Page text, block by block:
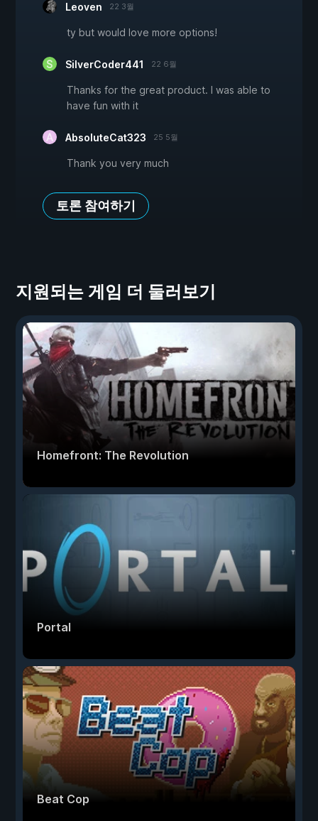
Leoven 22 3월
ty but would love more options!
SilverCoder441 22 6월
Thanks for the great product. I was able to
have fun with it
AbsoluteCat323 25 5월
Thank you very much
토론 참여하기
지원되는 게임 더 둘러보기
Homefront: The Revolution
Portal
Beat Cop